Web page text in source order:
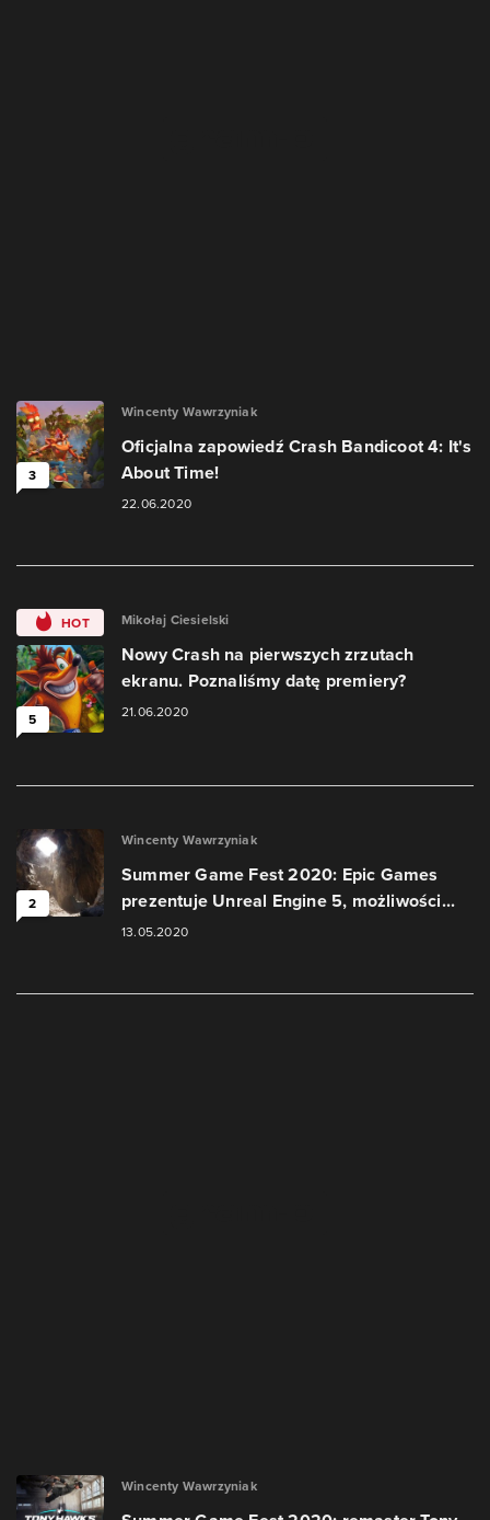
3
Wincenty Wawrzyniak
Oficjalna zapowiedź Crash Bandicoot 4: It's
About Time!
22.06.2020
HOT
5
Mikołaj Ciesielski
Nowy Crash na pierwszych zrzutach
ekranu. Poznaliśmy datę premiery?
21.06.2020
2
Wincenty Wawrzyniak
Summer Game Fest 2020: Epic Games
prezentuje Unreal Engine 5, możliwości...
13.05.2020
Wincenty Wawrzyniak